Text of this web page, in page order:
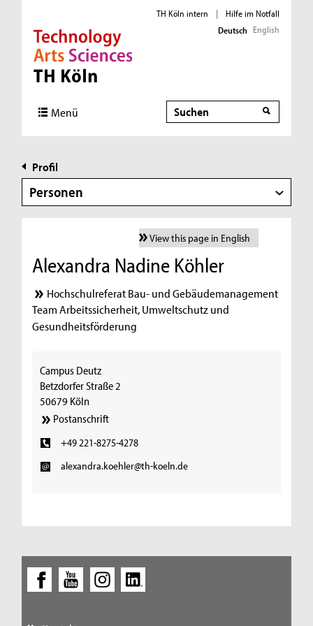
Direkt zur Hauptnavigation
Direkt zur Subnavigation
Direkt zum Inhalt
Direkt zum Fußbereich
TH Köln intern |
Hilfe im Notfall
Deutsch English
Menü Suche
Profil
Personen
View this page in English
Alexandra Nadine Köhler
Hochschulreferat Bau- und Gebäudemanagement
Team Arbeitssicherheit, Umweltschutz und
Gesundheitsförderung
Campus Deutz
Betzdorfer Straße 2
50679 Köln
Postanschrift
+49 221-8275-4278
alexandra.koehler@th-koeln.de